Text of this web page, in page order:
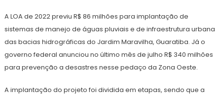
A LOA de 2022 previu R$ 86 milhões para implantação de
sistemas de manejo de águas pluviais e de infraestrutura urbana
das bacias hidrográficas do Jardim Maravilha, Guaratiba. Já o
governo federal anunciou no último mês de julho R$ 340 milhões
para prevenção a desastres nesse pedaço da Zona Oeste.
A implantação do projeto foi dividida em etapas, sendo que a